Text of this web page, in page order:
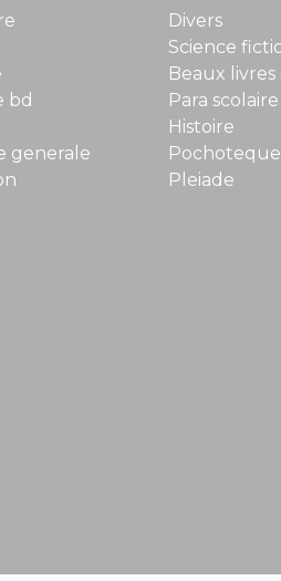
bd
generale
Divers
Science
Beaux
Para scolaire
Histoire
Pochoteque
Pleiade